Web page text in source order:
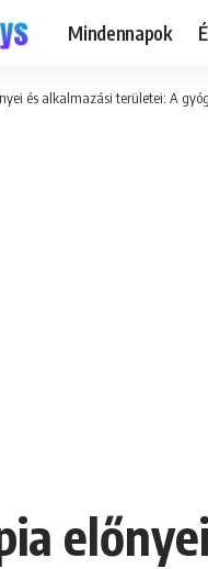
Mindennapok
és alkalmazási területei: A